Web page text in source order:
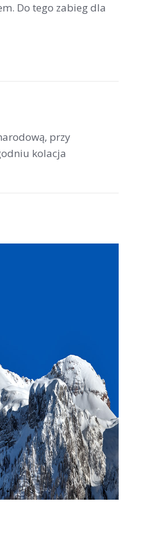
Do tego zabieg dla
przy
kolacja